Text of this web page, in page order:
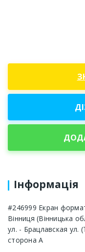
Інформація
#246999 Екран
Вінниця (Вінницька
ул. - Брацлавская ул.
сторона A